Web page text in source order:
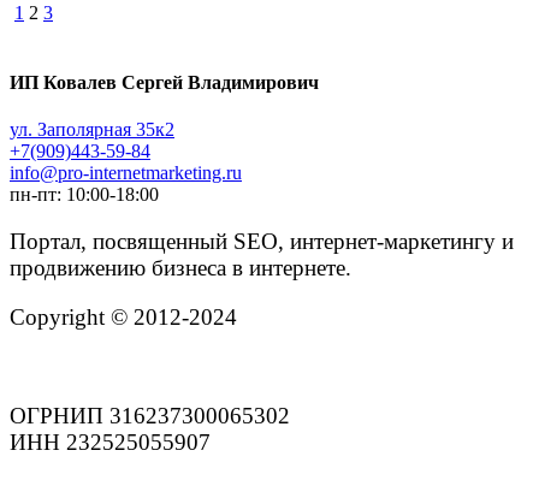
по
Страница
1 Страница
2 Страница
3
ИП Ковалев Сергей Владимирович
ул. Заполярная 35к2
+7(909)443-59-84
info@pro-internetmarketing.ru
пн-пт: 10:00-18:00
Портал, посвященный SEO, интернет-маркетингу и
продвижению бизнеса в интернете.
Copyright © 2012-2024
ОГРНИП 316237300065302
ИНН 232525055907